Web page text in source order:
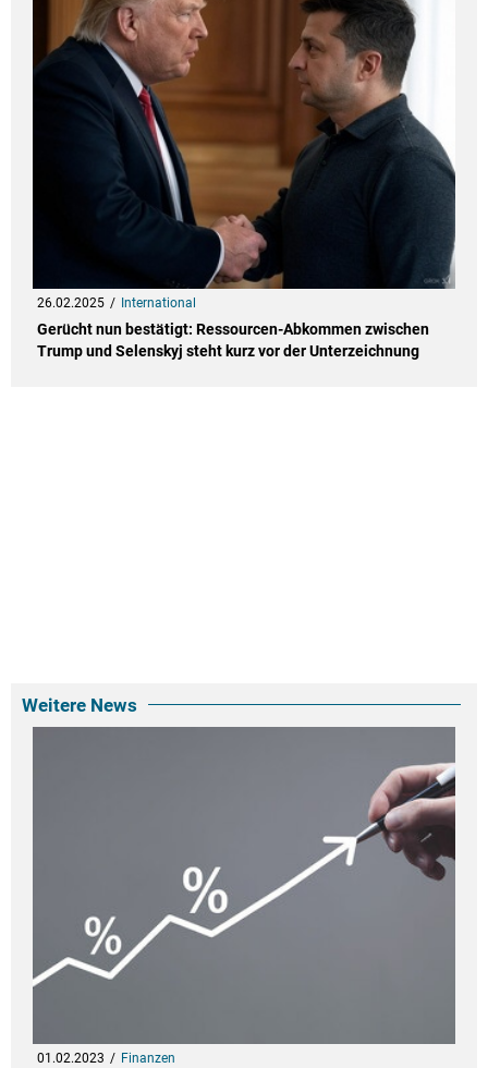
26.02.2025 International
Gerücht nun bestätigt: Ressourcen-Abkommen zwischen
Trump und Selenskyj steht kurz vor der Unterzeichnung
Weitere News
01.02.2023 Finanzen